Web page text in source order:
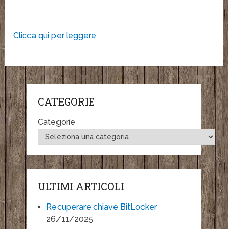
Clicca qui per leggere
CATEGORIE
Categorie
ULTIMI ARTICOLI
Recuperare chiave BitLocker
26/11/2025